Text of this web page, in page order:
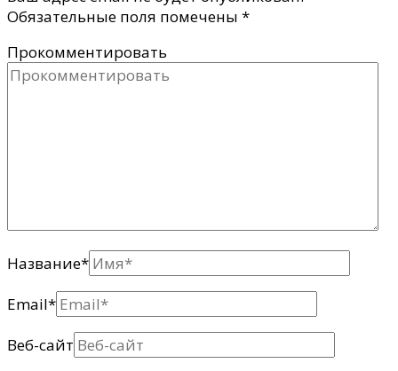
Обязательные поля помечены *
Прокомментировать
Название*
Email*
Веб-сайт